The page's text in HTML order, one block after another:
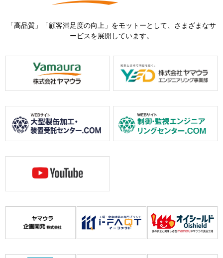
「高品質」「顧客満足度の向上」をモットーとして、さまざまなサ
ービスを展開しています。